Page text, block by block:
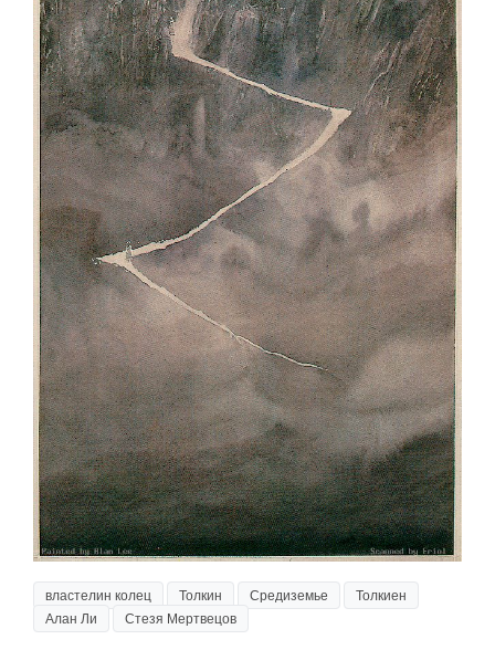
властелин колец Толкин Средиземье
Толкиен
Алан Ли
Стезя Мертвецов